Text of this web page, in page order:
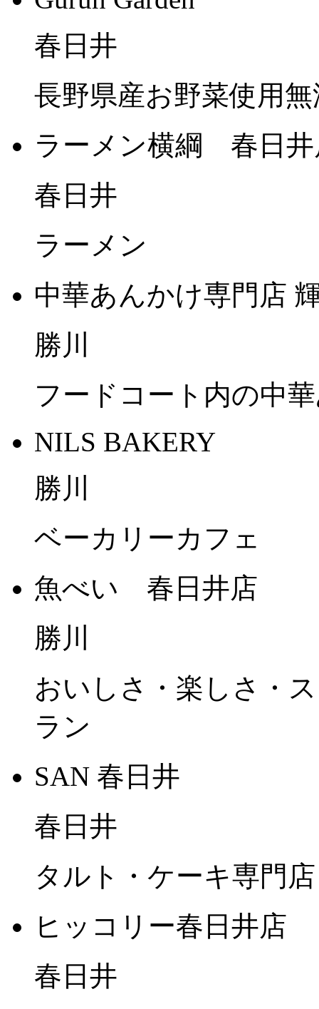
春日井
長野県産お野菜使用
ラーメン横綱 春日井
春日井
ラーメン
中華あんかけ専門店
勝川
フードコート内の中
NILS BAKERY
勝川
ベーカリーカフェ
魚べい 春日井店
勝川
おいしさ・楽しさ・
ラン
SAN 春日井
春日井
タルト・ケーキ専門店
ヒッコリー春日井店
春日井